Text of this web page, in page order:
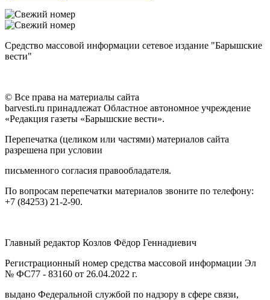
Средство массовой информации сетевое издание "Барышские
вести"
© Все права на материалы сайта
barvesti.ru принадлежат Областное автономное учреждение
«Редакция газеты «Барышские вести».
Перепечатка (целиком или частями) материалов сайта
разрешена при условии
письменного согласия правообладателя.
По вопросам перепечатки материалов звоните по телефону:
+7 (84253) 21-2-90.
Главный редактор Козлов Фёдор Геннадиевич
Регистрационный номер средства массовой информации Эл
№ ФС77 - 83160 от 26.04.2022 г.
выдано Федеральной службой по надзору в сфере связи,